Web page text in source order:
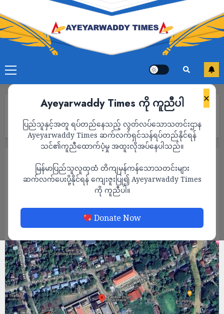
×
Ayeyarwaddy Times ကို ကူညီပါ
ပြည်သူနှင့်အတူ ရပ်တည်နေသည့် လွတ်လပ်သောသတင်းဌာန
Ayeyarwaddy Times ဆက်လက်ရှင်သန်ရပ်တည်နိုင်ရန်
သင်၏ကူညီထောက်ပံ့မှု အထူးလိုအပ်နေပါသည်။
မြန်မာပြည်သူလူထုထံ တိကျမှန်ကန်သောသတင်းများ
ဆက်လက်ပေးပို့နိုင်ရန် ကျေးဇူးပြု၍ Ayeyarwaddy Times
ကို ကူညီပါ။
Donate Now
အတွင်းကို လက်နက် ကြီးဖြင့်ပစ်ခတ်နေ
သံတွဲအကျဉ်းထောင်တွင် တပ်စွဲထားသည့် စစ်
ကောင်စီတပ်က မြို့အတွင်းကို လက်နက် ကြီး
ဖြင့်ပစ်ခတ်နေ
ADMIN JULY 9, 2024